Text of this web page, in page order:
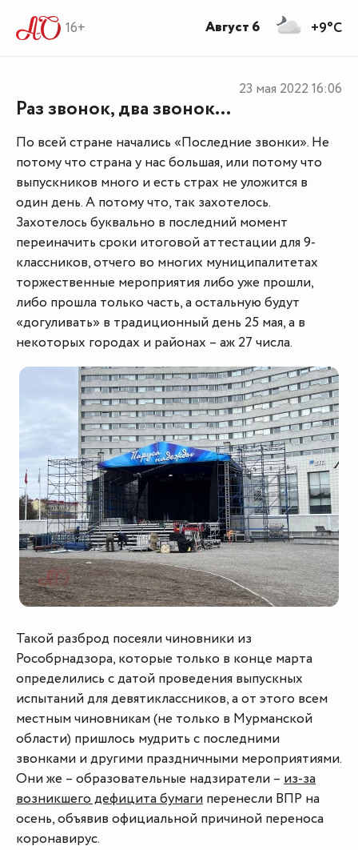
16+
Раз звонок, два звонок…
23 мая 2022 16:06
По всей стране начались «Последние звонки». Не
потому что страна у нас большая, или потому что
выпускников много и есть страх не уложится в
один день. А потому что, так захотелось.
Захотелось буквально в последний момент
переиначить сроки итоговой аттестации для 9-
классников, отчего во многих муниципалитетах
торжественные мероприятия либо уже прошли,
либо прошла только часть, а остальную будут
«догуливать» в традиционный день 25 мая, а в
некоторых городах и районах – аж 27 числа.
Такой разброд посеяли чиновники из
Рособрнадзора, которые только в конце марта
определились с датой проведения выпускных
испытаний для девятиклассников, а от этого всем
местным чиновникам (не только в Мурманской
области) пришлось мудрить с последними
звонками и другими праздничными мероприятиями.
Они же – образовательные надзиратели – из-за
возникшего дефицита бумаги перенесли ВПР на
осень, объявив официальной причиной переноса
коронавирус.
+9°C
Август 6